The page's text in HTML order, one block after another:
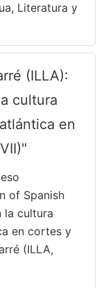
Literatura y
(ILLA):
cultura
en
of Spanish
la cultura
en cortes y
(ILLA,